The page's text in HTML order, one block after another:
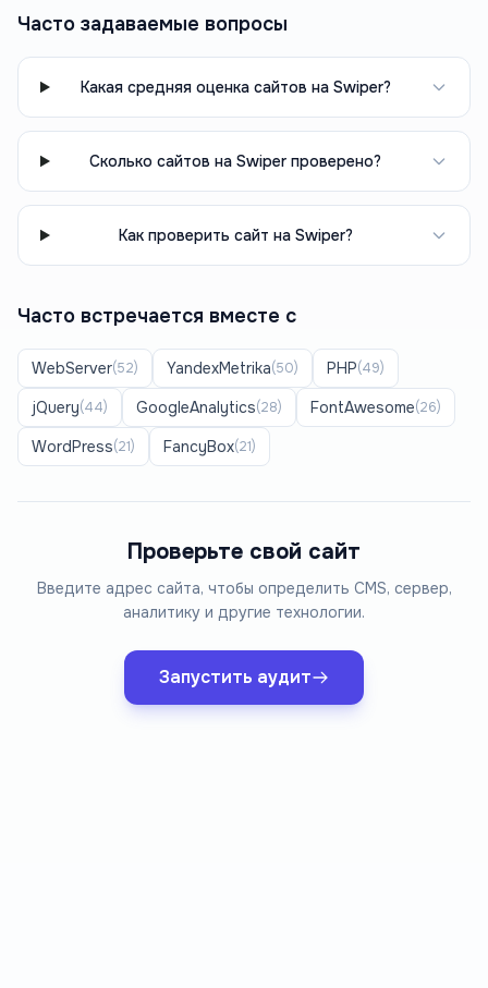
Часто задаваемые вопросы
Какая средняя оценка сайтов на Swiper?
Сколько сайтов на Swiper проверено?
Как проверить сайт на Swiper?
Часто встречается вместе с
WebServer(52) YandexMetrika(50) PHP(49)
jQuery(44) GoogleAnalytics(28) FontAwesome(26)
WordPress(21) FancyBox(21)
Проверьте свой сайт
Введите адрес сайта, чтобы определить CMS, сервер,
аналитику и другие технологии.
Запустить аудит